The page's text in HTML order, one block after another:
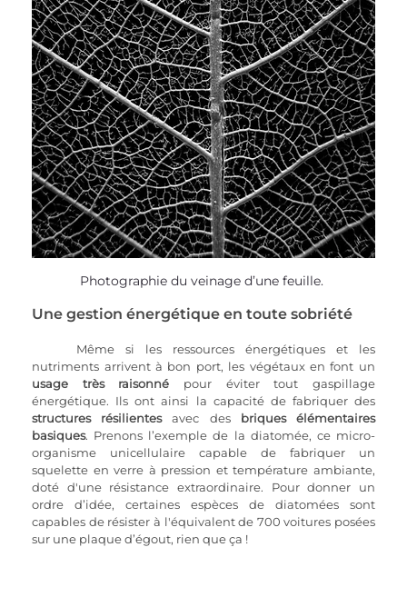
Photographie du veinage d’une feuille.
Une gestion énergétique en toute sobriété
Même si les ressources énergétiques et les
usage très raisonné pour éviter tout gaspillage
énergétique. Ils ont ainsi la capacité de fabriquer des
structures résilientes avec des briques élémentaires
basiques. Prenons l’exemple de la diatomée, ce micro-
organisme unicellulaire capable de fabriquer un
squelette en verre à pression et température ambiante,
doté d'une résistance extraordinaire. Pour donner un
ordre d’idée, certaines espèces de diatomées sont
capables de résister à l'équivalent de 700 voitures posées
sur une plaque d’égout, rien que ça !